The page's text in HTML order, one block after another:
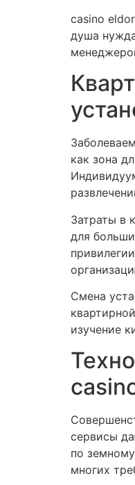
casino
душа
как зона
Затраты в
для
Смена
изучение
сервисы
по
многих